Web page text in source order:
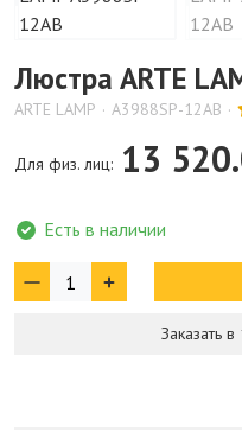
Люстра ARTE
ARTE LAMP A3988SP-12AB
Для физ. лиц: 13
Есть в наличии
Заказать в